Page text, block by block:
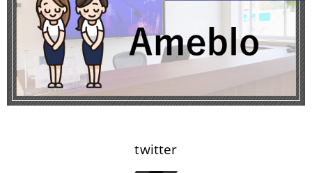
twitter